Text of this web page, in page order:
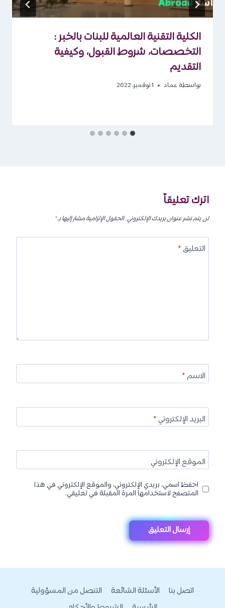
الكلية التقنية العالمية للبنات بالخبر :
التخصصات، شروط القبول، وكيفية
التقديم
بواسطة عماد 1 نوفمبر، 2022
اترك تعليقاً
لن يتم نشر عنوان بريدك الإلكتروني.الحقول الإلزامية مشار إليها بـ*
التعليق*
الاسم*
البريد الإلكتروني*
الموقع الإلكتروني
احفظ اسمي، بريدي الإلكتروني، والموقع الإلكتروني في هذا
المتصفح لاستخدامها المرة المقبلة في تعليقي.
اتصل بنا الأسئلة الشائعة
التنصل من المسؤولية